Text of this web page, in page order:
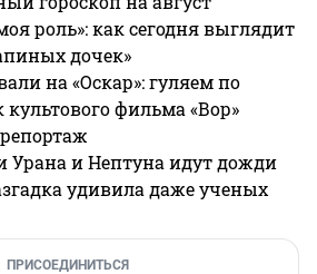
роль»: как сегодня выглядит
дочек»
на «Оскар»: гуляем по
фильма «Вор»
Урана и Нептуна идут дожди
удивила даже ученых
ПРИСОЕДИНИТЬСЯ